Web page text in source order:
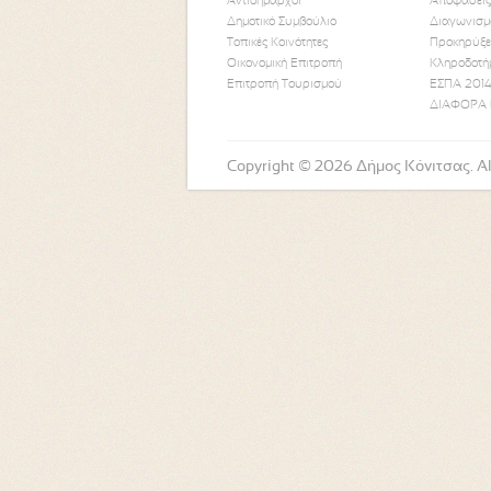
Δημοτικό Συμβούλιο
Τοπικές Κοινότητες
Οικονομική Επιτροπή
Επιτροπή Τουρισμού
ΕΣΠΑ
ΔΙΑΦΟΡΑ
Copyright © 2026 Δήμος Κόνιτσας.